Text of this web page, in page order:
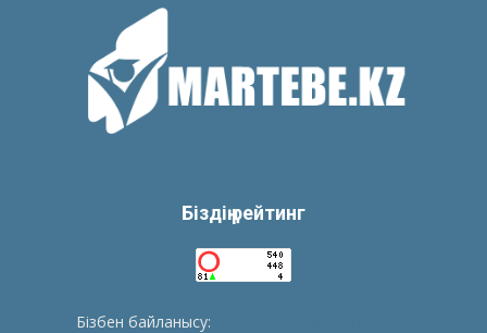
Біздің рейтинг
Бізбен байланысу: